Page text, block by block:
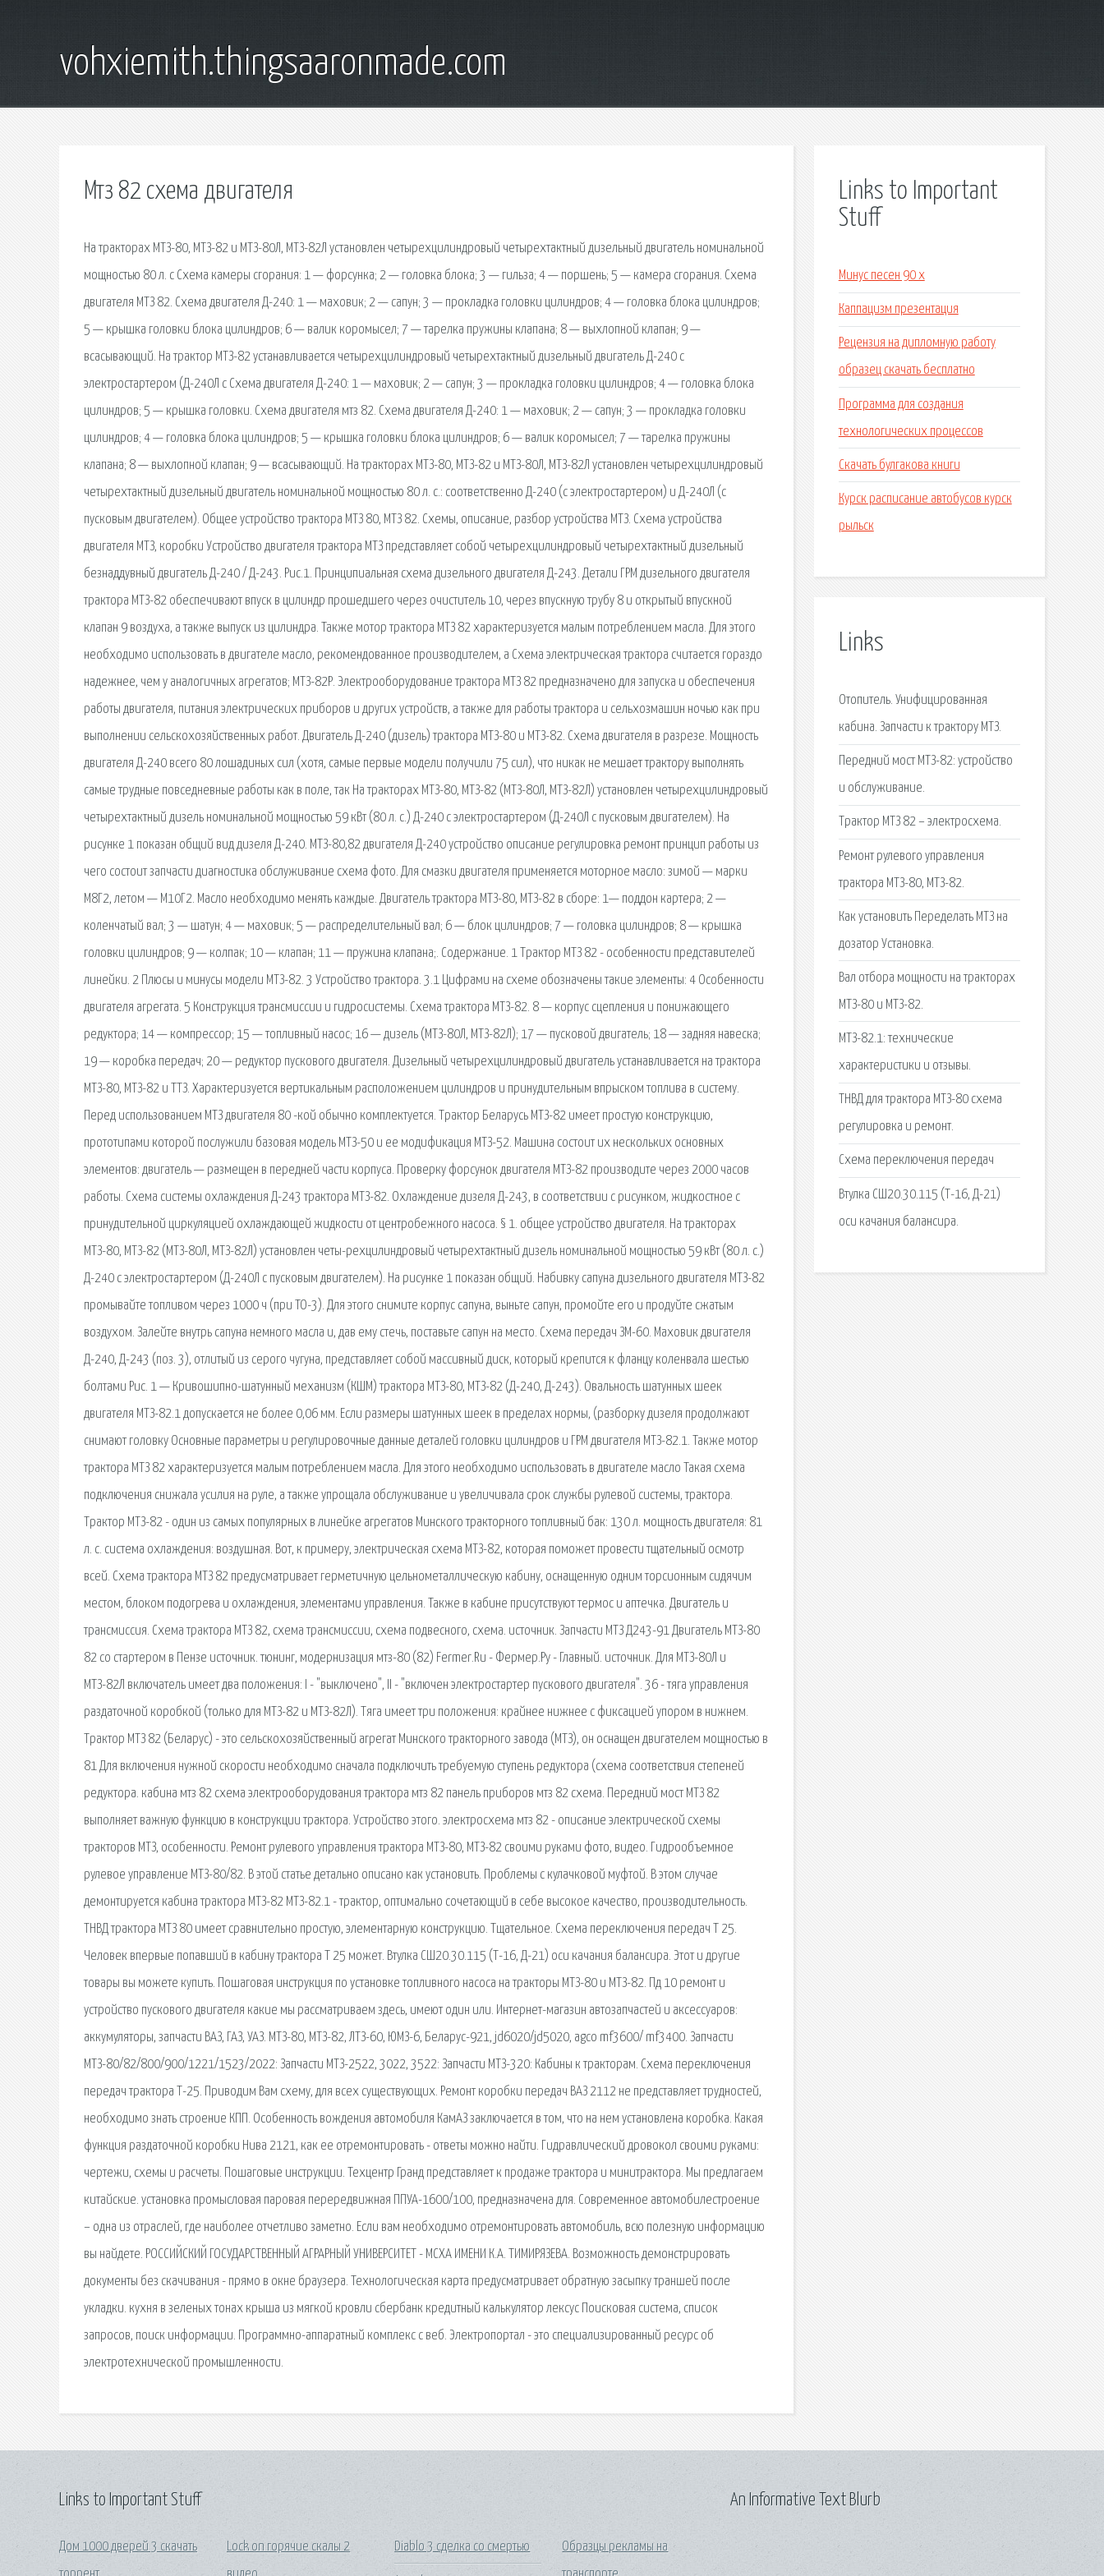
vohxiemith.thingsaaronmade.com
Мтз 82 схема двигателя
На тракторах МТЗ-80, МТЗ-82 и МТЗ-80Л, МТЗ-82Л установлен четырехцилиндровый четырехтактный дизельный двигатель номинальной
мощностью 80 л. с Схема камеры сгорания: 1 — форсунка; 2 — головка блока; 3 — гильза; 4 — поршень; 5 — камера сгорания. Схема
двигателя МТЗ 82. Схема двигателя Д-240: 1 — маховик; 2 — сапун; 3 — прокладка головки цилиндров; 4 — головка блока цилиндров;
5 — крышка головки блока цилиндров; 6 — валик коромысел; 7 — тарелка пружины клапана; 8 — выхлопной клапан; 9 —
всасывающий. На трактор МТЗ-82 устанавливается четырехцилиндровый четырехтактный дизельный двигатель Д-240 с
электростартером (Д-240Л с Схема двигателя Д-240: 1 — маховик; 2 — сапун; 3 — прокладка головки цилиндров; 4 — головка блока
цилиндров; 5 — крышка головки. Схема двигателя мтз 82. Схема двигателя Д-240: 1 — маховик; 2 — сапун; 3 — прокладка головки
цилиндров; 4 — головка блока цилиндров; 5 — крышка головки блока цилиндров; 6 — валик коромысел; 7 — тарелка пружины
клапана; 8 — выхлопной клапан; 9 — всасывающий. На тракторах МТЗ-80, МТЗ-82 и МТЗ-80Л, МТЗ-82Л установлен четырехцилиндровый
четырехтактный дизельный двигатель номинальной мощностью 80 л. с.: соответственно Д-240 (с электростартером) и Д-240Л (с
пусковым двигателем). Общее устройство трактора МТЗ 80, МТЗ 82. Схемы, описание, разбор устройства МТЗ. Схема устройства
двигателя МТЗ, коробки Устройство двигателя трактора МТЗ представляет собой четырехцилиндровый четырехтактный дизельный
безнаддувный двигатель Д-240 / Д-243. Рис.1. Принципиальная схема дизельного двигателя Д-243. Детали ГРМ дизельного двигателя
трактора МТЗ-82 обеспечивают впуск в цилиндр прошедшего через очиститель 10, через впускную трубу 8 и открытый впускной
клапан 9 воздуха, а также выпуск из цилиндра. Также мотор трактора МТЗ 82 характеризуется малым потреблением масла. Для этого
необходимо использовать в двигателе масло, рекомендованное производителем, а Схема электрическая трактора считается гораздо
надежнее, чем у аналогичных агрегатов; МТЗ-82Р. Электрооборудование трактора МТЗ 82 предназначено для запуска и обеспечения
работы двигателя, питания электрических приборов и других устройств, а также для работы трактора и сельхозмашин ночью как при
выполнении сельскохозяйственных работ. Двигатель Д-240 (дизель) трактора МТЗ-80 и МТЗ-82. Схема двигателя в разрезе. Мощность
двигателя Д-240 всего 80 лошадиных сил (хотя, самые первые модели получили 75 сил), что никак не мешает трактору выполнять
самые трудные повседневные работы как в поле, так На тракторах МТЗ-80, МТЗ-82 (МТЗ-80Л, МТЗ-82Л) установлен четырехцилиндровый
четырехтактный дизель номинальной мощностью 59 кВт (80 л. с.) Д-240 с электростартером (Д-240Л с пусковым двигателем). На
рисунке 1 показан общий вид дизеля Д-240. МТЗ-80,82 двигателя Д-240 устройство описание регулировка ремонт принцип работы из
чего состоит запчасти диагностика обслуживание схема фото. Для смазки двигателя применяется моторное масло: зимой — марки
М8Г2, летом — М10Г2. Масло необходимо менять каждые. Двигатель трактора МТЗ-80, МТЗ-82 в сборе: 1— поддон картера; 2 —
коленчатый вал; 3 — шатун; 4 — маховик; 5 — распределительный вал; 6 — блок цилиндров; 7 — головка цилиндров; 8 — крышка
головки цилиндров; 9 — колпак; 10 — клапан; 11 — пружина клапана;. Содержание. 1 Трактор МТЗ 82 - особенности представителей
линейки. 2 Плюсы и минусы модели МТЗ-82. 3 Устройство трактора. 3.1 Цифрами на схеме обозначены такие элементы: 4 Особенности
двигателя агрегата. 5 Конструкция трансмиссии и гидросистемы. Схема трактора МТЗ-82. 8 — корпус сцепления и понижающего
редуктора; 14 — компрессор; 15 — топливный насос; 16 — дизель (МТЗ-80Л, МТЗ-82Л); 17 — пусковой двигатель; 18 — задняя навеска;
19 — коробка передач; 20 — редуктор пускового двигателя. Дизельный четырехцилиндровый двигатель устанавливается на трактора
МТЗ-80, МТЗ-82 и ТТЗ. Характеризуется вертикальным расположением цилиндров и принудительным впрыском топлива в систему.
Перед использованием МТЗ двигателя 80 -кой обычно комплектуется. Трактор Беларусь МТЗ-82 имеет простую конструкцию,
прототипами которой послужили базовая модель МТЗ-50 и ее модификация МТЗ-52. Машина состоит их нескольких основных
элементов: двигатель — размещен в передней части корпуса. Проверку форсунок двигателя МТЗ-82 производите через 2000 часов
работы. Схема системы охлаждения Д-243 трактора МТЗ-82. Охлаждение дизеля Д-243, в соответствии с рисунком, жидкостное с
принудительной циркуляцией охлаждающей жидкости от центробежного насоса. § 1. общее устройство двигателя. На тракторах
МТЗ-80, МТЗ-82 (МТЗ-80Л, МТЗ-82Л) установлен четы-рехцилиндровый четырехтактный дизель номинальной мощностью 59 кВт (80 л. с.)
Д-240 с электростартером (Д-240Л с пусковым двигателем). На рисунке 1 показан общий. Набивку сапуна дизельного двигателя МТЗ-82
промывайте топливом через 1000 ч (при ТО-3). Для этого снимите корпус сапуна, выньте сапун, промойте его и продуйте сжатым
воздухом. Залейте внутрь сапуна немного масла и, дав ему стечь, поставьте сапун на место. Схема передач ЗМ-60. Маховик двигателя
Д-240, Д-243 (поз. 3), отлитый из серого чугуна, представляет собой массивный диск, который крепится к фланцу коленвала шестью
болтами Рис. 1 — Кривошипно-шатунный механизм (КШМ) трактора МТЗ-80, МТЗ-82 (Д-240, Д-243). Овальность шатунных шеек
двигателя МТЗ-82.1 допускается не более 0,06 мм. Если размеры шатунных шеек в пределах нормы, (разборку дизеля продолжают
снимают головку Основные параметры и регулировочные данные деталей головки цилиндров и ГРМ двигателя МТЗ-82.1. Также мотор
трактора МТЗ 82 характеризуется малым потреблением масла. Для этого необходимо использовать в двигателе масло Такая схема
подключения снижала усилия на руле, а также упрощала обслуживание и увеличивала срок службы рулевой системы, трактора.
Трактор МТЗ-82 - один из самых популярных в линейке агрегатов Минского тракторного топливный бак: 130 л. мощность двигателя: 81
л. с. система охлаждения: воздушная. Вот, к примеру, электрическая схема МТЗ-82, которая поможет провести тщательный осмотр
всей. Схема трактора МТЗ 82 предусматривает герметичную цельнометаллическую кабину, оснащенную одним торсионным сидячим
местом, блоком подогрева и охлаждения, элементами управления. Также в кабине присутствуют термос и аптечка. Двигатель и
трансмиссия. Схема трактора МТЗ 82, схема трансмиссии, схема подвесного, схема. источник. Запчасти МТЗ Д243-91 Двигатель МТЗ-80
82 со стартером в Пензе источник. тюнинг, модернизация мтз-80 (82) Fermer.Ru - Фермер.Ру - Главный. источник. Для МТЗ-80Л и
МТЗ-82Л включатель имеет два положения: I - "выключено", II - "включен электростартер пускового двигателя". 36 - тяга управления
раздаточной коробкой (только для МТЗ-82 и МТЗ-82Л). Тяга имеет три положения: крайнее нижнее с фиксацией упором в нижнем.
Трактор МТЗ 82 (Беларус) - это сельскохозяйственный агрегат Минского тракторного завода (МТЗ), он оснащен двигателем мощностью в
81 Для включения нужной скорости необходимо сначала подключить требуемую ступень редуктора (схема соответствия степеней
редуктора. кабина мтз 82 схема электрооборудования трактора мтз 82 панель приборов мтз 82 схема. Передний мост МТЗ 82
выполняет важную функцию в конструкции трактора. Устройство этого. электросхема мтз 82 - описание электрической схемы
тракторов МТЗ, особенности. Ремонт рулевого управления трактора МТЗ-80, МТЗ-82 своими руками фото, видео. Гидрообъемное
рулевое управление МТЗ-80/82. В этой статье детально описано как установить. Проблемы с кулачковой муфтой. В этом случае
демонтируется кабина трактора МТЗ-82 МТЗ-82.1 - трактор, оптимально сочетающий в себе высокое качество, производительность.
ТНВД трактора МТЗ 80 имеет сравнительно простую, элементарную конструкцию. Тщательное. Схема переключения передач Т 25.
Человек впервые попавший в кабину трактора Т 25 может. Втулка СШ20.30.115 (Т-16, Д-21) оси качания балансира. Этот и другие
товары вы можете купить. Пошаговая инструкция по установке топливного насоса на тракторы МТЗ-80 и МТЗ-82. Пд 10 ремонт и
устройство пускового двигателя какие мы рассматриваем здесь, имеют один или. Интернет-магазин автозапчастей и аксессуаров:
аккумуляторы, запчасти ВАЗ, ГАЗ, УАЗ. МТЗ-80, МТЗ-82, ЛТЗ-60, ЮМЗ-6, Беларус-921, jd6020/jd5020, agco mf3600/ mf3400. Запчасти
МТЗ-80/82/800/900/1221/1523/2022: Запчасти МТЗ-2522, 3022, 3522: Запчасти МТЗ-320: Кабины к тракторам. Схема переключения
передач трактора Т-25. Приводим Вам схему, для всех существующих. Ремонт коробки передач ВАЗ 2112 не представляет трудностей,
необходимо знать строение КПП. Особенность вождения автомобиля КамАЗ заключается в том, что на нем установлена коробка. Какая
функция раздаточной коробки Нива 2121, как ее отремонтировать - ответы можно найти. Гидравлический дровокол своими руками:
чертежи, схемы и расчеты. Пошаговые инструкции. Техцентр Гранд представляет к продаже трактора и минитрактора. Мы предлагаем
китайские. установка промысловая паровая перередвижная ППУА-1600/100, предназначена для. Современное автомобилестроение
– одна из отраслей, где наиболее отчетливо заметно. Если вам необходимо отремонтировать автомобиль, всю полезную информацию
вы найдете. РОССИЙСКИЙ ГОСУДАРСТВЕННЫЙ АГРАРНЫЙ УНИВЕРСИТЕТ - МСХА ИМЕНИ К.А. ТИМИРЯЗЕВА. Возможность демонстрировать
документы без скачивания - прямо в окне браузера. Технологическая карта предусматривает обратную засыпку траншей после
укладки. кухня в зеленых тонах крыша из мягкой кровли сбербанк кредитный калькулятор лексус Поисковая сиcтема, список
запросов, поиск информации. Программно-аппаратный комплекс с веб. Электропортал - это специализированный ресурс об
электротехнической промышленности.
Links to Important
Stuff
Минус песен 90 х
Каппацизм презентация
Рецензия на дипломную работу
образец скачать бесплатно
Программа для создания
технологических процессов
Скачать булгакова книги
Курск расписание автобусов курск
рыльск
Links
Отопитель. Унифицированная
кабина. Запчасти к трактору МТЗ.
Передний мост МТЗ-82: устройство
и обслуживание.
Трактор МТЗ 82 – электросхема.
Ремонт рулевого управления
трактора МТЗ-80, МТЗ-82.
Как установить Переделать МТЗ на
дозатор Установка.
Вал отбора мощности на тракторах
МТЗ-80 и МТЗ-82.
МТЗ-82.1: технические
характеристики и отзывы.
ТНВД для трактора МТЗ-80 схема
регулировка и ремонт.
Схема переключения передач
Втулка СШ20.30.115 (Т-16, Д-21)
оси качания балансира.
Links to Important Stuff
Дом 1000 дверей 3 скачать
Lock on горячие скалы 2
Diablo 3 сделка со смертью
Образцы рекламы на
An Informative Text Blurb